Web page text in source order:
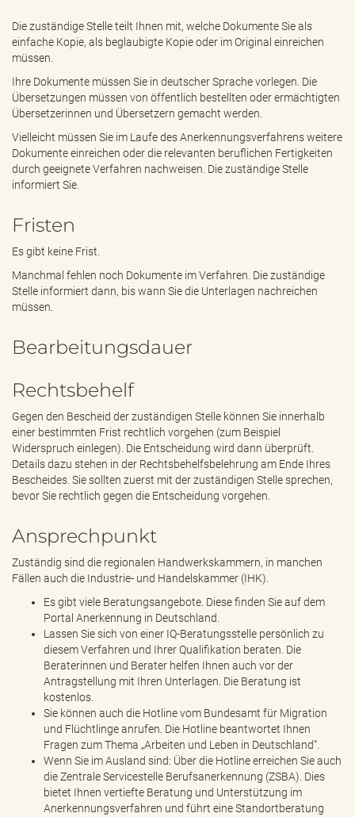
Die zuständige Stelle teilt Ihnen mit, welche Dokumente Sie als
einfache Kopie, als beglaubigte Kopie oder im Original einreichen
müssen.
Ihre Dokumente müssen Sie in deutscher Sprache vorlegen. Die
Übersetzungen müssen von öffentlich bestellten oder ermächtigten
Übersetzerinnen und Übersetzern gemacht werden.
Vielleicht müssen Sie im Laufe des Anerkennungsverfahrens weitere
Dokumente einreichen oder die relevanten beruflichen Fertigkeiten
durch geeignete Verfahren nachweisen. Die zuständige Stelle
informiert Sie.
Fristen
Es gibt keine Frist.
Manchmal fehlen noch Dokumente im Verfahren. Die zuständige
Stelle informiert dann, bis wann Sie die Unterlagen nachreichen
müssen.
Bearbeitungsdauer
Rechtsbehelf
Gegen den Bescheid der zuständigen Stelle können Sie innerhalb
einer bestimmten Frist rechtlich vorgehen (zum Beispiel
Widerspruch einlegen). Die Entscheidung wird dann überprüft.
Details dazu stehen in der Rechtsbehelfsbelehrung am Ende Ihres
Bescheides. Sie sollten zuerst mit der zuständigen Stelle sprechen,
bevor Sie rechtlich gegen die Entscheidung vorgehen.
Ansprechpunkt
Zuständig sind die regionalen Handwerkskammern, in manchen
Fällen auch die Industrie- und Handelskammer (IHK).
Es gibt viele Beratungsangebote. Diese finden Sie auf dem
Portal Anerkennung in Deutschland.
Lassen Sie sich von einer IQ-Beratungsstelle persönlich zu
diesem Verfahren und Ihrer Qualifikation beraten. Die
Beraterinnen und Berater helfen Ihnen auch vor der
Antragstellung mit Ihren Unterlagen. Die Beratung ist
kostenlos.
Sie können auch die Hotline vom Bundesamt für Migration
und Flüchtlinge anrufen. Die Hotline beantwortet Ihnen
Fragen zum Thema „Arbeiten und Leben in Deutschland“.
Wenn Sie im Ausland sind: Über die Hotline erreichen Sie auch
die Zentrale Servicestelle Berufsanerkennung (ZSBA). Dies
bietet Ihnen vertiefte Beratung und Unterstützung im
Anerkennungsverfahren und führt eine Standortberatung